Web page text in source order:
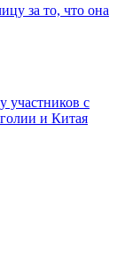
за то, что она
участников с
и Китая